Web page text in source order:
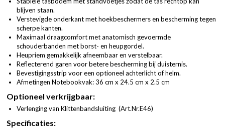
blijven staan.
Verstevigde onderkant met hoekbeschermers en bescherming tegen
scherpe kanten.
Maximaal draagcomfort met anatomisch gevoermde
schouderbanden met borst- en heupgordel.
Heupriem gemakkelijk afneembaar en verstelbaar.
Reflecterend garen voor betere bescherming bij duisternis.
Bevestigingsstrip voor een optioneel achterlicht of helm.
Afmetingen Notebookvak: 36 cm x 24.5 cm x 2.5 cm
Optioneel verkrijgbaar:
Verlenging van Klittenbandsluiting (Art.Nr.E46)
Specificaties: